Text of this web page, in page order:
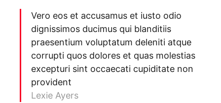
Vero eos et accusamus et iusto odio
dignissimos ducimus qui blanditiis
praesentium voluptatum deleniti atque
corrupti quos dolores et quas molestias
excepturi sint occaecati cupiditate non
provident
Lexie Ayers